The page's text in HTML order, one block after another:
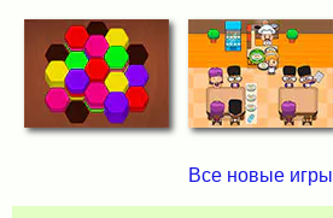
Все новые игры